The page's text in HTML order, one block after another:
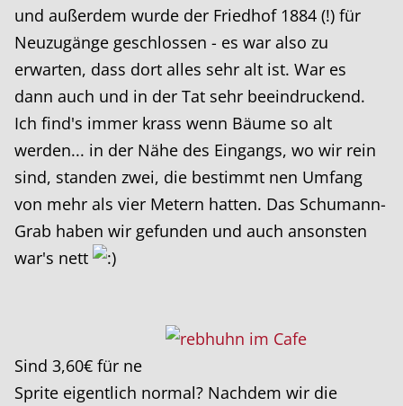
und außerdem wurde der Friedhof 1884 (!) für
Neuzugänge geschlossen - es war also zu
erwarten, dass dort alles sehr alt ist. War es
dann auch und in der Tat sehr beeindruckend.
Ich find's immer krass wenn Bäume so alt
werden... in der Nähe des Eingangs, wo wir rein
sind, standen zwei, die bestimmt nen Umfang
von mehr als vier Metern hatten. Das Schumann-
Grab haben wir gefunden und auch ansonsten
war's nett
Sind 3,60€ für ne
Sprite eigentlich normal? Nachdem wir die